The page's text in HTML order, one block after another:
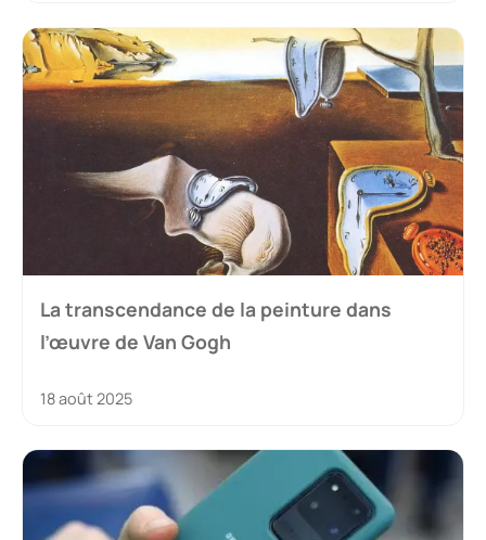
La transcendance de la peinture dans
l’œuvre de Van Gogh
18 août 2025